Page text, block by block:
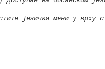
језички мени у врху